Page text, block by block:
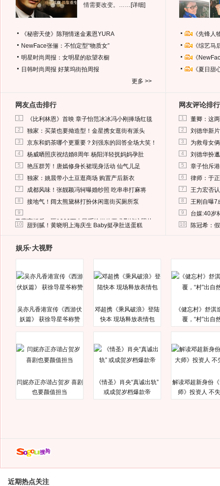
情需要改变。…… [详细]
《秘密天使》陈翔情迷金素恩YURA
NewFace张俪：不怕定型“物质女”
明星时尚周报：女明星的欲望衣橱
日韩时尚周报 好莱坞街拍周报
更多 >>
《先锋
《综艺
《
《夏日
网友点击排行
1 《比利林恩》首映 章子怡范冰冰冯小刚捧场红毯
2 独家：买菜也要拗造型！金星携女逛街有派头
3 京东和奶茶哪个更重要？刘强东的回答全场大笑！
4 杨威晒照庆祝结婚8周年 杨阳洋轻抚妈妈孕肚
5 艳压群芳！唐嫣修身长裙现身活动 仙气儿足
6 独家：姚晨带小土豆逛商场 购置产后新衣
7 成都风味！张靓颖冯轲曝婚纱照 吃串串打麻将
8 接地气！阔太熊黛林打扮休闲逛街买厕所泵
9
马蓉离婚后，砸1000万人民币给媒体要求删掉这照片
10 甜到腻！黄晓明上海庆生 Baby挺孕肚送蛋糕
网友评论排行
1 董卿：这
2 刘德华新
3 为救母女
4 刘德华扮
5 章子怡斥
6 律师：于
7 王力宏否
8 王刚自曝7
9 台媒:40岁
10 陈冠希：
娱乐·大视野
吴亦凡香港宣传《西游伏
妖篇》 获徐导星爷称赞
邓超携《乘风破浪》登陆
快本 现场释放表情包
《健忘村》舒淇
覆，“村”出自
闫妮亦正亦谐占贺岁 喜剧
也要颜值担当
《情圣》肖央“真诚出轨”
或成贺岁档爆款帝
解读邓超新身份
师》投资人 不
近期热点关注